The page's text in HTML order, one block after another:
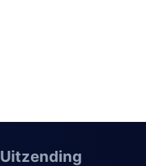
Uitzending